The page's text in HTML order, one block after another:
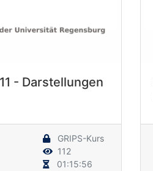
- Darstellungen
GRIPS-Kurs
112
01:15:56